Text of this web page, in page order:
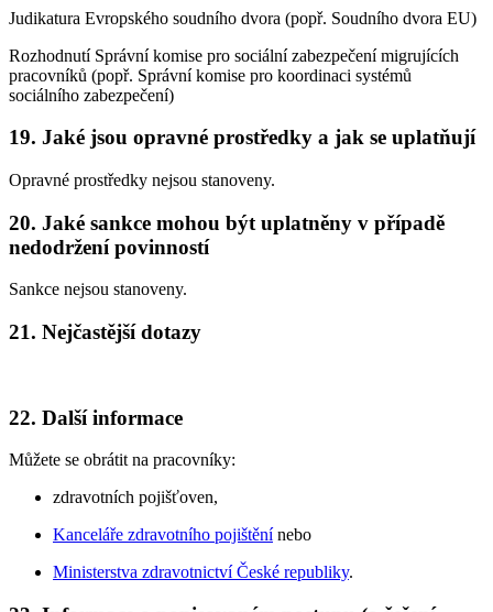
Judikatura Evropského soudního dvora (popř. Soudního dvora EU)
Rozhodnutí Správní komise pro sociální zabezpečení migrujících
pracovníků (popř. Správní komise pro koordinaci systémů
sociálního zabezpečení)
19. Jaké jsou opravné prostředky a jak se uplatňují
Opravné prostředky nejsou stanoveny.
20. Jaké sankce mohou být uplatněny v případě
nedodržení povinností
Sankce nejsou stanoveny.
21. Nejčastější dotazy
22. Další informace
Můžete se obrátit na pracovníky:
zdravotních pojišťoven,
Kanceláře zdravotního pojištěnínebo
Ministerstva zdravotnictví České republiky.